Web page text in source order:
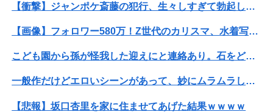
【衝撃】ジャンポケ斎藤の犯行、生々しすぎて勃起してしまうレベルｗｗｗｗｗ
【画像】フォロワー580万！Z世代のカリスマ、水着写真集の発売決定wwwwwさくら、沖縄を舞台にカワイイが爆発！！！
こども園から孫が怪我した迎えにと連絡あり。石をどかしてミミズ集め足の上に石を落としたそうな
一般作だけどエロいシーンがあって、妙にムラムラしてしまった作品
【悲報】坂口杏里を家に住ませてあげた結果ｗｗｗｗ